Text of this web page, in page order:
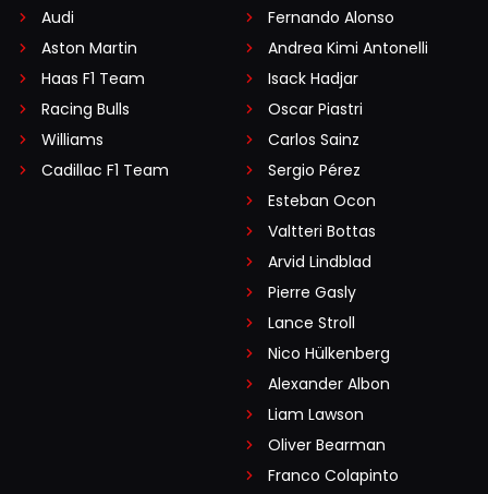
Audi
Aston Martin
Haas F1 Team
Racing Bulls
Williams
Cadillac F1 Team
Fernando Alonso
Andrea Kimi Antonelli
Isack Hadjar
Oscar Piastri
Carlos Sainz
Sergio Pérez
Esteban Ocon
Valtteri Bottas
Arvid Lindblad
Pierre Gasly
Lance Stroll
Nico Hülkenberg
Alexander Albon
Liam Lawson
Oliver Bearman
Franco Colapinto